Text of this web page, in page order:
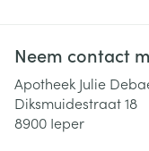
Neem contact
Apotheek Julie
Diksmuidestraat 18
8900 Ieper